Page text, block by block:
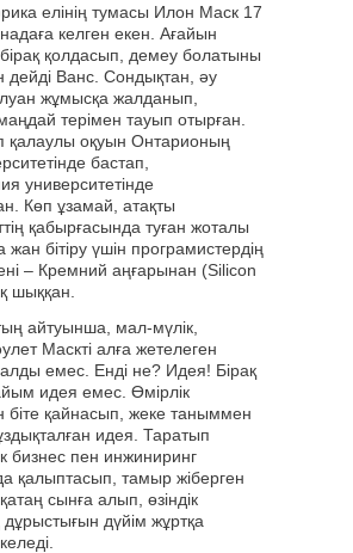
елінің тумасы Илон Маск 17
келген екен. Ағайын
қолдасып, демеу болатыны
дейді Ванс. Сондықтан, әу
жұмысқа жалданып,
терімен тауып отырған.
қалаулы оқуын Онтарионың
бастап,
университетінде
Көп ұзамай, атақты
қабырғасында туған жоталы
бітіру үшін програмистердің
– Кремний аңғарынан (Silicon
шыққан.
айтуынша, мал-мүлік,
Маскті алға жетелеген
емес. Енді не? Идея! Бірақ
идея емес. Өмірлік
біте қайнасып, жеке таныммен
идея. Таратып
бизнес пен инжиниринг
қалыптасып, тамыр жіберген
сынға алып, өзіндік
дүйім жұртқа